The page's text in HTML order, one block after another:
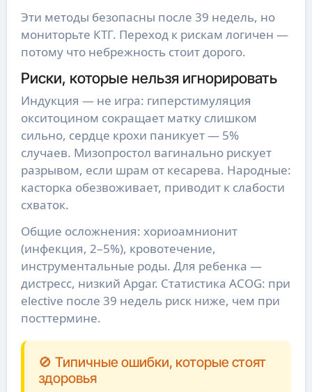
Эти методы безопасны после 39 недель, но
мониторьте КТГ. Переход к рискам логичен —
потому что небрежность стоит дорого.
Риски, которые нельзя игнорировать
Индукция — не игра: гиперстимуляция
окситоцином сокращает матку слишком
сильно, сердце крохи паникует — 5%
случаев. Мизопростол вагинально рискует
разрывом, если шрам от кесарева. Народные:
касторка обезвоживает, приводит к слабости
схваток.
Общие осложнения: хориоамнионит
(инфекция, 2–5%), кровотечение,
инструментальные роды. Для ребенка —
дистресс, низкий Apgar. Статистика ACOG: при
elective после 39 недель риск ниже, чем при
посттермине.
🚫 Типичные ошибки, которые стоят
здоровья